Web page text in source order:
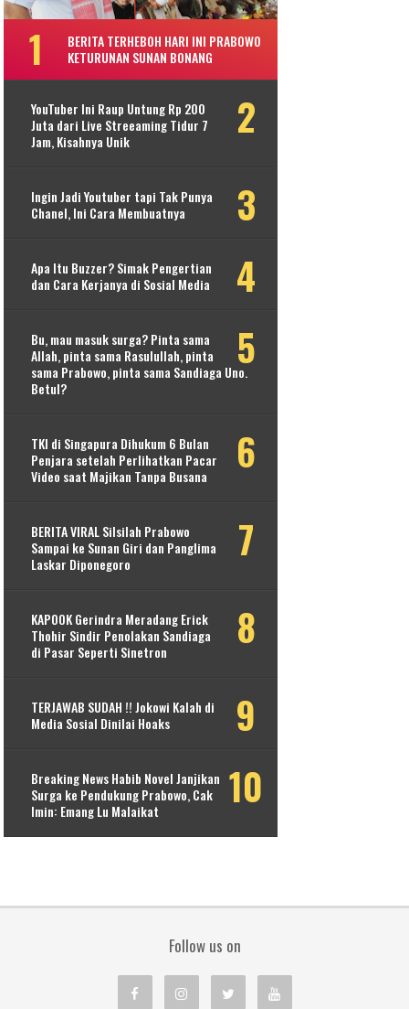
BERITA TERHEBOH HARI INI PRABOWO
KETURUNAN SUNAN BONANG
YouTuber Ini Raup Untung Rp 200
Juta dari Live Streeaming Tidur 7
Jam, Kisahnya Unik
Ingin Jadi Youtuber tapi Tak Punya
Chanel, Ini Cara Membuatnya
Apa Itu Buzzer? Simak Pengertian
dan Cara Kerjanya di Sosial Media
Bu, mau masuk surga? Pinta sama
Allah, pinta sama Rasulullah, pinta
sama Prabowo, pinta sama Sandiaga Uno.
Betul?
TKI di Singapura Dihukum 6 Bulan
Penjara setelah Perlihatkan Pacar
Video saat Majikan Tanpa Busana
BERITA VIRAL Silsilah Prabowo
Sampai ke Sunan Giri dan Panglima
Laskar Diponegoro
KAPOOK Gerindra Meradang Erick
Thohir Sindir Penolakan Sandiaga
di Pasar Seperti Sinetron
TERJAWAB SUDAH !! Jokowi Kalah di
Media Sosial Dinilai Hoaks
Breaking News Habib Novel Janjikan
Surga ke Pendukung Prabowo, Cak
Imin: Emang Lu Malaikat
Follow us on